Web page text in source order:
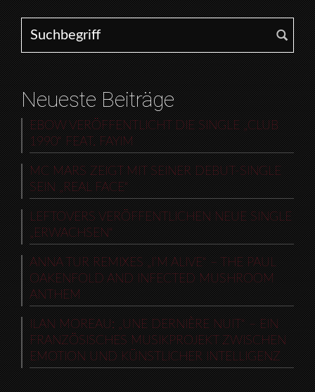
Search for:
Neueste Beiträge
EBOW VERÖFFENTLICHT DIE SINGLE „CLUB
1990“ FEAT. FAYIM
MC MARS ZEIGT MIT SEINER DEBUT-SINGLE
SEIN „REAL FACE“
LEFTOVERS VERÖFFENTLICHEN NEUE SINGLE
„ERWACHSEN“
ANNA TUR REMIXES „I’M ALIVE“ – THE PAUL
OAKENFOLD AND INFECTED MUSHROOM
ANTHEM
ILAN MOREAU: „UNE DERNIÈRE NUIT“ – EIN
FRANZÖSISCHES MUSIKPROJEKT ZWISCHEN
EMOTION UND KÜNSTLICHER INTELLIGENZ